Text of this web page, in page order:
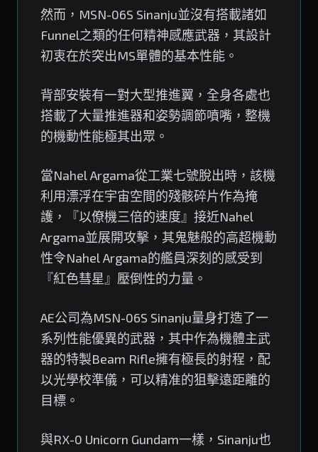
然而，MSN-06S Sinanju並沒有搭載諸如
Funnel之類的任何精神感應武器，其設計
初衷在於突出MS單體的基本性能。
背部安裝有一對大型推進翼，全身各處也
搭載了大量推進器和姿勢調節噴嘴，整機
的機動性能極其出眾。
當Nahel Argama從工業七號脫出時，該機
利用漂浮在宇宙空間的殘骸碎片作為掩
護，『以僚機三倍的速度』接近Nahel
Argama並展開攻擊，其鬼魅般的高超機動
性令Nahel Argama的艦員深刻的感受到
『紅色彗星』壓倒性的力量。
AE公司為MSN-06S Sinanju量身打造了一
系列性能優異的武器，其中作為機體主武
器的特製Beam Rifle擁有極長的射程，配
以光學校準儀，可以精准的狙擊遠距離的
目標。
與RX-0 Unicorn Gundam一樣，Sinanju也